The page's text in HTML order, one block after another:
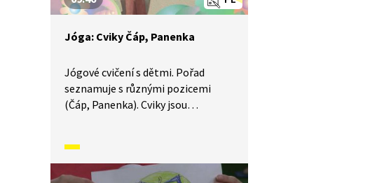
Jóga: Cviky Čáp, Panenka
Jógové cvičení s dětmi. Pořad
seznamuje s různými pozicemi
(Čáp, Panenka). Cviky jsou
i dechové a relaxační cvičení.